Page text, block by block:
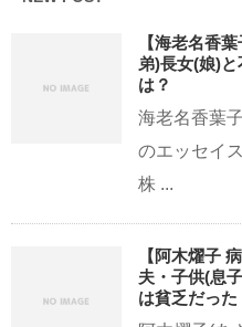
【海老名香
弟)長女(娘)
は？
海老名香葉
のエッセイ
株 ...
【阿木燿子
夫・子供(息
は貧乏だった